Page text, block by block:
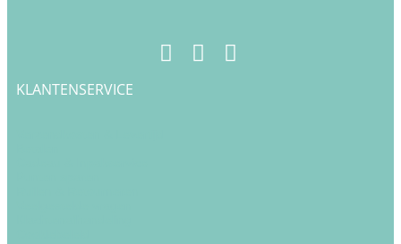
KLANTENSERVICE